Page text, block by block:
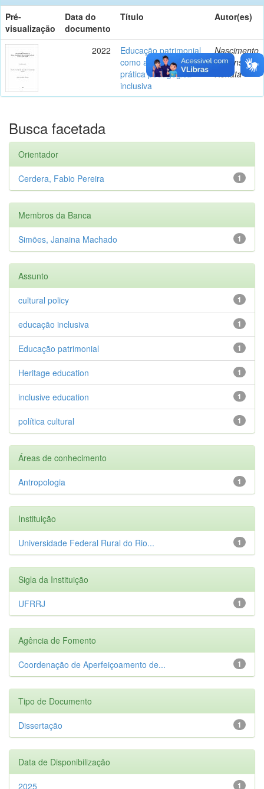
Pré-
visualização
Data do
documento
Título Autor(es)
2022
Educação patrimonial
como ação política e
prática pedagógica
inclusiva
Nascimento
Y Mansour,
Renata
Busca facetada
Orientador
1
Cerdera, Fabio Pereira
Membros da Banca
1
Simões, Janaina Machado
Assunto
1
cultural policy
1
educação inclusiva
1
Educação patrimonial
1
Heritage education
1
inclusive education
1
política cultural
Áreas de conhecimento
1
Antropologia
Instituição
1
Universidade Federal Rural do Rio...
Sigla da Instituição
1
UFRRJ
Agência de Fomento
1
Coordenação de Aperfeiçoamento de...
Tipo de Documento
1
Dissertação
Data de Disponibilização
1
2025